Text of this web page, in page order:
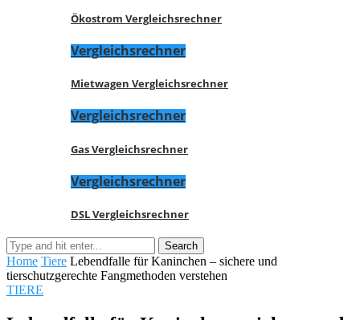
Ökostrom Vergleichsrechner
Vergleichsrechner
Mietwagen Vergleichsrechner
Vergleichsrechner
Gas Vergleichsrechner
Vergleichsrechner
DSL Vergleichsrechner
Home Tiere Lebendfalle für Kaninchen – sichere und
tierschutzgerechte Fangmethoden verstehen
TIERE